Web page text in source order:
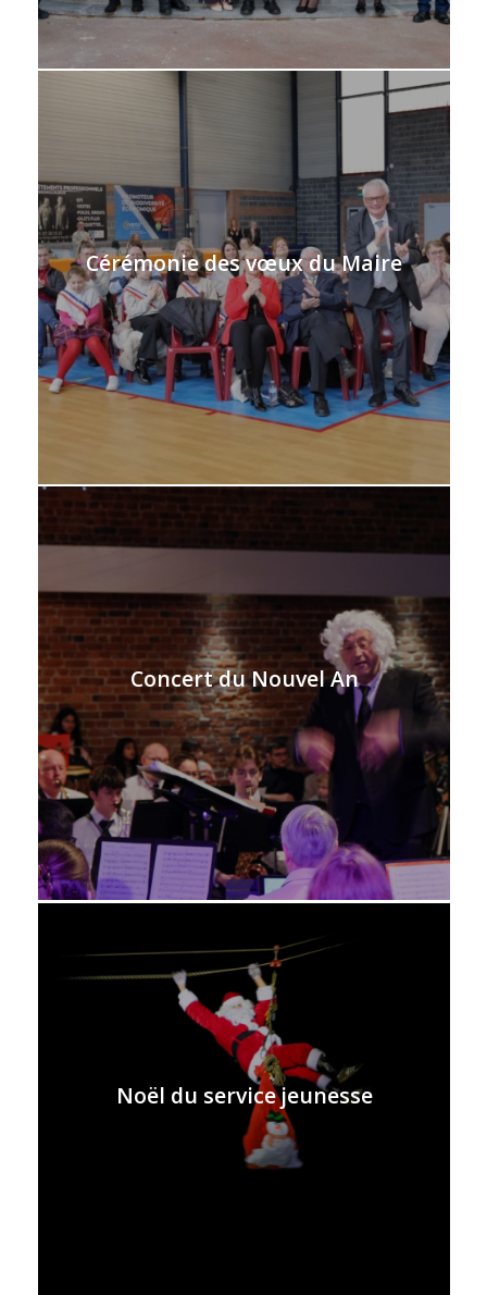
Cérémonie des vœux du Maire
Concert du Nouvel An
Noël du service jeunesse